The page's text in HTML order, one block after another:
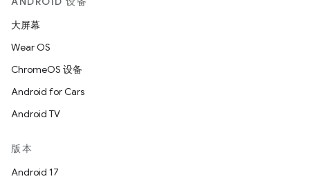
大屏幕
Wear OS
ChromeOS 设备
Android for Cars
Android TV
版本
Android 17